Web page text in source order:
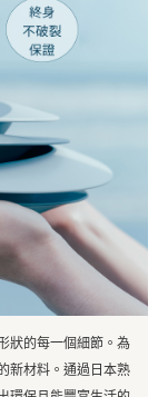
狀的每一個細節。為
新材料。通過日本熟